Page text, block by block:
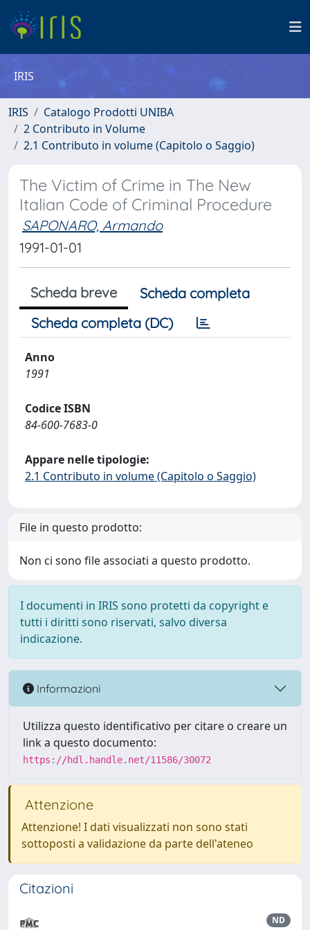
IRIS
IRIS
Catalogo Prodotti UNIBA
2 Contributo in Volume
2.1 Contributo in volume (Capitolo o Saggio)
The Victim of Crime in The New
Italian Code of Criminal Procedure
SAPONARO, Armando
1991-01-01
Scheda breve
Scheda completa
Scheda completa (DC)
Anno
1991
Codice ISBN
84-600-7683-0
Appare nelle tipologie:
2.1 Contributo in volume (Capitolo o Saggio)
File in questo prodotto:
Non ci sono file associati a questo prodotto.
I documenti in IRIS sono protetti da copyright e
tutti i diritti sono riservati, salvo diversa
indicazione.
Informazioni
Utilizza questo identificativo per citare o creare un
link a questo documento:
https://hdl.handle.net/11586/30072
Attenzione
Attenzione! I dati visualizzati non sono stati
sottoposti a validazione da parte dell'ateneo
Citazioni
ND